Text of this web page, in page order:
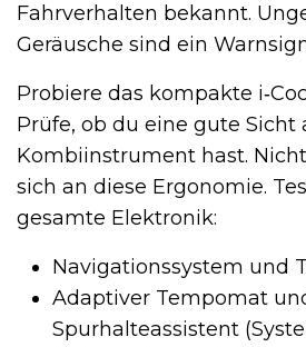
Fahrverhalten bekannt.
Geräusche sind ein
Probiere das kompakte
Prüfe, ob du eine gute Sicht
Kombiinstrument hast.
sich an diese Ergonomie.
gesamte Elektronik:
Navigationssystem und
Adaptiver Tempomat
Spurhalteassistent